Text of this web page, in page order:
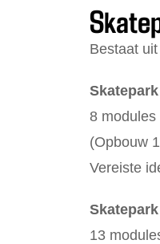
Bestaat
8 modules
(Opbouw
Vereiste
13